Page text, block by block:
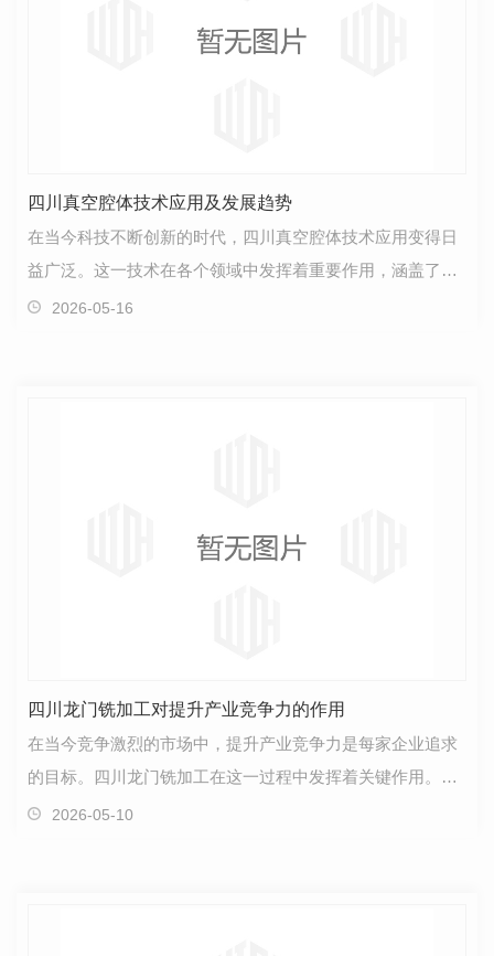
四川真空腔体技术应用及发展趋势
在当今科技不断创新的时代，四川真空腔体技术应用变得日
益广泛。这一技术在各个领域中发挥着重要作用，涵盖了医
疗、工业、航空航天以及科学研究等多个领域。众所周…
2026-05-16
四川龙门铣加工对提升产业竞争力的作用
在当今竞争激烈的市场中，提升产业竞争力是每家企业追求
的目标。四川龙门铣加工在这一过程中发挥着关键作用。龙
门铣加工技术结合了..的加工设备和..的工艺，为企业…
2026-05-10